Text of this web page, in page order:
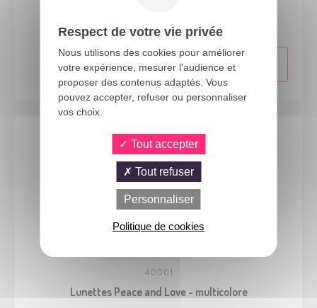
40001
Lunettes Peace and Love - multicolore
Respect de votre vie privée
Nous utilisons des cookies pour améliorer
votre expérience, mesurer l'audience et
proposer des contenus adaptés. Vous
pouvez accepter, refuser ou personnaliser
vos choix.
Tout accepter
Tout refuser
Personnaliser
Politique de cookies